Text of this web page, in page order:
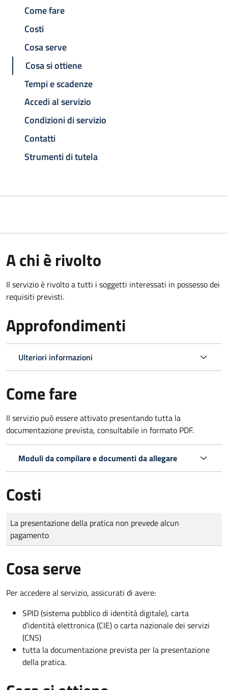
Come fare
Costi
Cosa serve
Cosa si ottiene
Tempi e scadenze
Accedi al servizio
Condizioni di servizio
Contatti
Strumenti di tutela
A chi è rivolto
Il servizio è rivolto a tutti i soggetti interessati in possesso dei
requisiti previsti.
Approfondimenti
Ulteriori informazioni
Come fare
Il servizio può essere attivato presentando tutta la
documentazione prevista, consultabile in formato PDF.
Moduli da compilare e documenti da allegare
Costi
Tipo di pagamento
Importo
La presentazione della pratica non prevede alcun
pagamento
Cosa serve
Per accedere al servizio, assicurati di avere:
SPID (sistema pubblico di identità digitale), carta
d’identità elettronica (CIE) o carta nazionale dei servizi
(CNS)
tutta la documentazione prevista per la presentazione
della pratica.